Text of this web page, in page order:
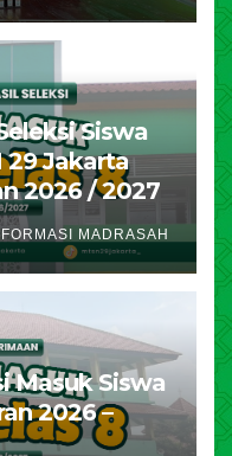
Siswa
29 Jakarta
2026 / 2027
MADRASAH
Masuk Siswa
2026 –